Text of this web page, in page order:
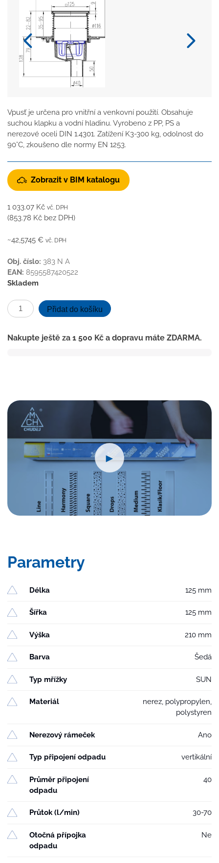
Vpusť je určena pro vnitřní a venkovní použití. Obsahuje
suchou klapku a vodní hladinu. Vyrobeno z PP, PS a
nerezové oceli DIN 1.4301. Zatížení K3-300 kg, odolnost do
90°C, zkoušeno dle normy EN 1253.
Zobrazit v BIM katalogu
1 033.07 Kč vč. DPH
(853.78 Kč bez DPH)
~42,5745 € vč. DPH
Obj. číslo: 383 N A
EAN: 8595587420522
Skladem
Podlahová
vpusť
D40,
125
množství
Přidat do košíku
Nakupte ještě za 1 500 Kč a dopravu máte ZDARMA.
►
Parametry
Délka 125 mm
Šířka 125 mm
Výška 210 mm
Barva Šedá
Typ mřížky SUN
Materiál
nerez, polypropylen,
polystyren
Nerezový rámeček Ano
Typ připojení odpadu vertikální
Průměr připojení
odpadu
40
Průtok (l/min) 30-70
Otočná přípojka
odpadu
Ne